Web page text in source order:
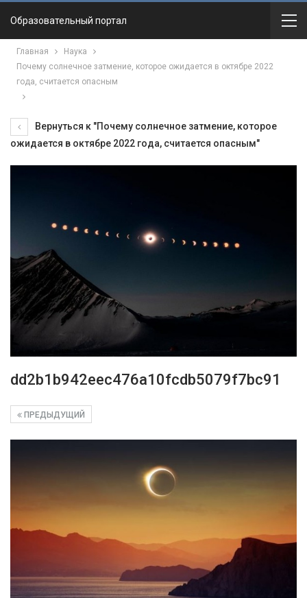
Образовательный портал
Главная
Наука
Почему солнечное затмение, которое ожидается в октябре 2022
года, считается опасным
Вернуться к "Почему солнечное затмение, которое
ожидается в октябре 2022 года, считается опасным"
dd2b1b942eec476a10fcdb5079f7bc91
ПРЕДЫДУЩИЙ